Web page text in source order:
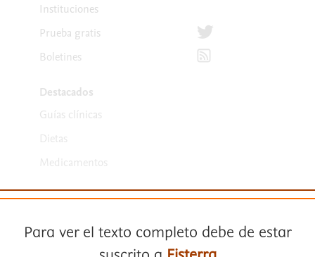
Instituciones
Prueba gratis
Boletines
Destacados
Guías clínicas
Dietas
Medicamentos
Síguenos en Twitter
Suscríbete para recibir
Para ver el texto completo debe de estar